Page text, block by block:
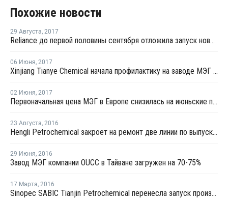
Похожие новости
29 Августа, 2017
Reliance до первой половины сентября отложила запуск нового завода МЭГ в Джамнагаре
06 Июня, 2017
Xinjiang Tianye Chemical начала профилактику на заводе МЭГ в Китае
02 Июня, 2017
Первоначальная цена МЭГ в Европе снизилась на июньские поставки на EUR10 за тонну
23 Августа, 2016
Hengli Petrochemical закроет на ремонт две линии по выпуску ТФК в сентябре-октябре
29 Июня, 2016
Завод МЭГ компании OUCC в Тайване загружен на 70-75%
17 Марта, 2016
Sinopec SABIC Tianjin Petrochemical перенесла запуск производства МЭГ на 20 марта